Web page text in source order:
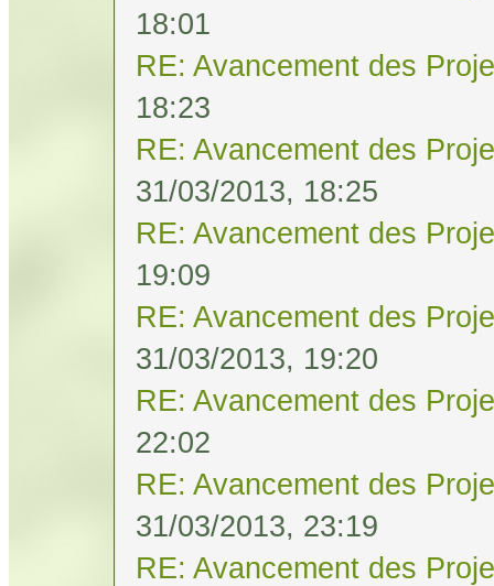
18:01
RE: Avancement des
18:23
RE: Avancement des
31/03/2013, 18:25
RE: Avancement des
19:09
RE: Avancement des
31/03/2013, 19:20
RE: Avancement des
22:02
RE: Avancement des
31/03/2013, 23:19
RE: Avancement des